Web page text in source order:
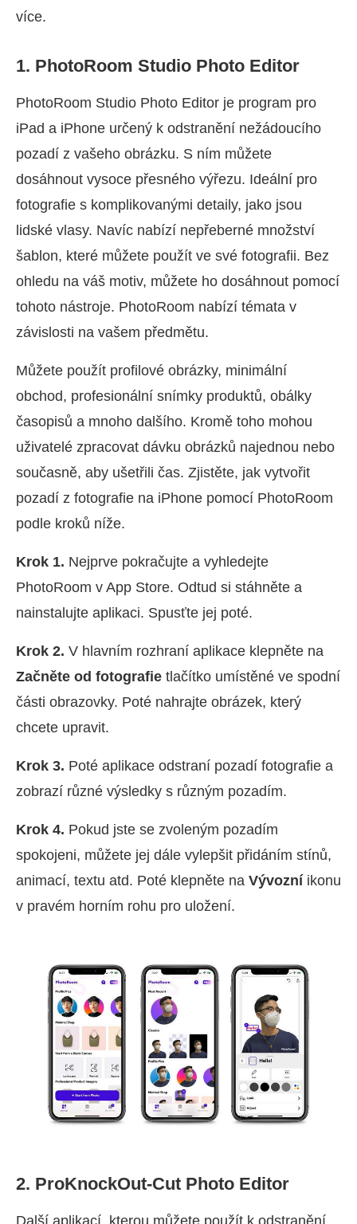
více.
1. PhotoRoom Studio Photo Editor
PhotoRoom Studio Photo Editor je program pro
iPad a iPhone určený k odstranění nežádoucího
pozadí z vašeho obrázku. S ním můžete
dosáhnout vysoce přesného výřezu. Ideální pro
fotografie s komplikovanými detaily, jako jsou
lidské vlasy. Navíc nabízí nepřeberné množství
šablon, které můžete použít ve své fotografii. Bez
ohledu na váš motiv, můžete ho dosáhnout pomocí
tohoto nástroje. PhotoRoom nabízí témata v
závislosti na vašem předmětu.
Můžete použít profilové obrázky, minimální
obchod, profesionální snímky produktů, obálky
časopisů a mnoho dalšího. Kromě toho mohou
uživatelé zpracovat dávku obrázků najednou nebo
současně, aby ušetřili čas. Zjistěte, jak vytvořit
pozadí z fotografie na iPhone pomocí PhotoRoom
podle kroků níže.
Krok 1. Nejprve pokračujte a vyhledejte
PhotoRoom v App Store. Odtud si stáhněte a
nainstalujte aplikaci. Spusťte jej poté.
Krok 2. V hlavním rozhraní aplikace klepněte na
Začněte od fotografie tlačítko umístěné ve spodní
části obrazovky. Poté nahrajte obrázek, který
chcete upravit.
Krok 3. Poté aplikace odstraní pozadí fotografie a
zobrazí různé výsledky s různým pozadím.
Krok 4. Pokud jste se zvoleným pozadím
spokojeni, můžete jej dále vylepšit přidáním stínů,
animací, textu atd. Poté klepněte na Vývozníikonu
v pravém horním rohu pro uložení.
2. ProKnockOut-Cut Photo Editor
Další aplikací, kterou můžete použít k odstranění